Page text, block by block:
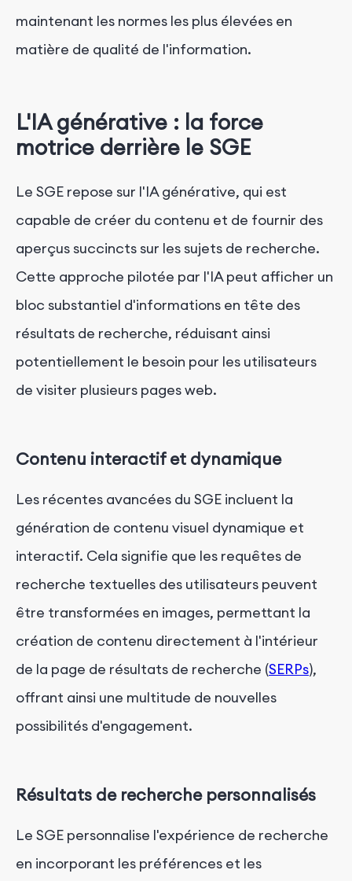
maintenant les normes les plus élevées en
matière de qualité de l'information.
L'IA générative : la force
motrice derrière le SGE
Le SGE repose sur l'IA générative, qui est
capable de créer du contenu et de fournir des
aperçus succincts sur les sujets de recherche.
Cette approche pilotée par l'IA peut afficher un
bloc substantiel d'informations en tête des
résultats de recherche, réduisant ainsi
potentiellement le besoin pour les utilisateurs
de visiter plusieurs pages web.
Contenu interactif et dynamique
Les récentes avancées du SGE incluent la
génération de contenu visuel dynamique et
interactif. Cela signifie que les requêtes de
recherche textuelles des utilisateurs peuvent
être transformées en images, permettant la
création de contenu directement à l'intérieur
de la page de résultats de recherche (SERPs),
offrant ainsi une multitude de nouvelles
possibilités d'engagement.
Résultats de recherche personnalisés
Le SGE personnalise l'expérience de recherche
en incorporant les préférences et les